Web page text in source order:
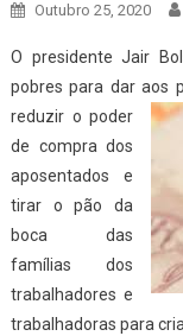
Outubro 25, 2020
O presidente Jair
pobres para dar aos
reduzir o poder
de compra dos
aposentados e
tirar o pão da
boca das
famílias dos
trabalhadores e
trabalhadoras para